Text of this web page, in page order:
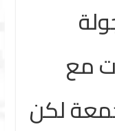
مع
لكن